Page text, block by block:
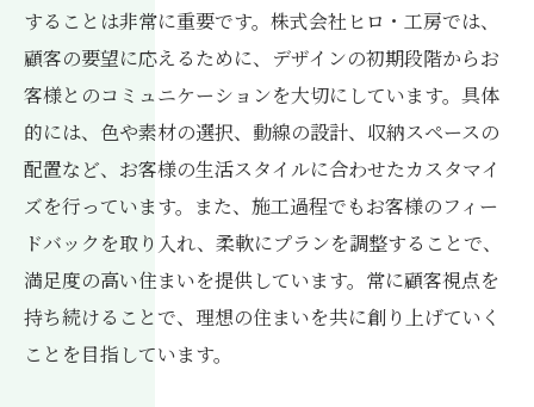
することは非常に重要です。株式会社ヒロ・工房では、
顧客の要望に応えるために、デザインの初期段階からお
客様とのコミュニケーションを大切にしています。具体
的には、色や素材の選択、動線の設計、収納スペースの
配置など、お客様の生活スタイルに合わせたカスタマイ
ズを行っています。また、施工過程でもお客様のフィー
ドバックを取り入れ、柔軟にプランを調整することで、
満足度の高い住まいを提供しています。常に顧客視点を
持ち続けることで、理想の住まいを共に創り上げていく
ことを目指しています。